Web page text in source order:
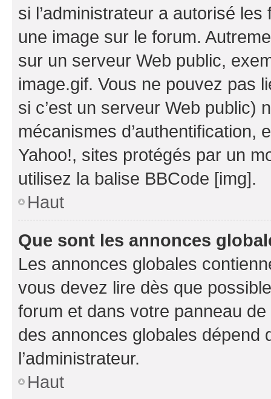
si l’administrateur a autorisé
une image sur le forum.
sur un serveur Web public,
image.gif. Vous ne pouvez pas
si c’est un serveur Web public)
mécanismes d’authentification,
Yahoo!, sites protégés par un
utilisez la balise BBCode [img].
Haut
Que sont les annonces
Les annonces globales
vous devez lire dès que
forum et dans votre panneau
des annonces globales dépend
l’administrateur.
Haut